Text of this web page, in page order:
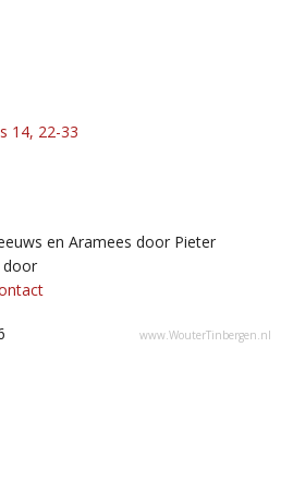
14, 22-33
en Aramees door Pieter
door
www.WouterTinbergen.nl